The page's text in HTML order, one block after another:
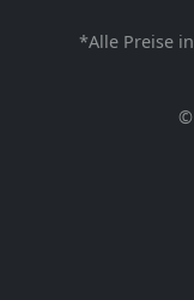
*Alle Preise
©